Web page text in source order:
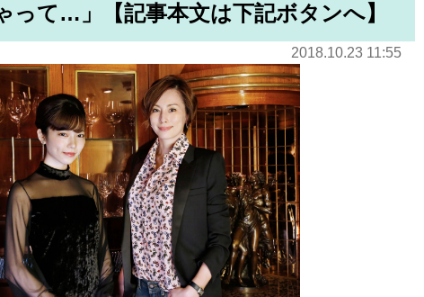
って…」【記事本文は下記ボタンへ】
2018.10.23 11:55